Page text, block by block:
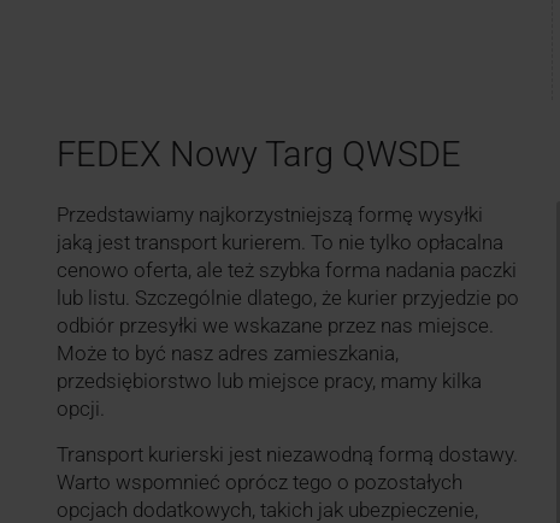
FEDEX Nowy Targ QWSDE
Przedstawiamy najkorzystniejszą formę wysyłki
jaką jest transport kurierem. To nie tylko opłacalna
cenowo oferta, ale też szybka forma nadania paczki
lub listu. Szczególnie dlatego, że kurier przyjedzie po
odbiór przesyłki we wskazane przez nas miejsce.
Może to być nasz adres zamieszkania,
przedsiębiorstwo lub miejsce pracy, mamy kilka
opcji.
Transport kurierski jest niezawodną formą dostawy.
Warto wspomnieć oprócz tego o pozostałych
opcjach dodatkowych, takich jak ubezpieczenie,